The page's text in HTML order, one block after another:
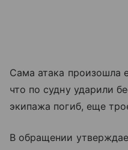
Сама атака произошла
что по судну ударили
экипажа погиб, еще
В обращении